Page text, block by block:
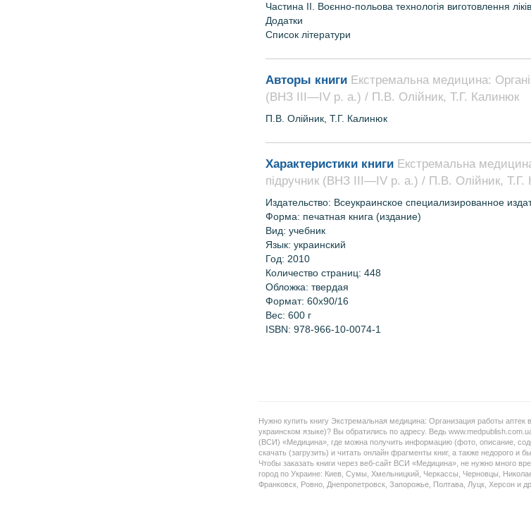
Частина ІІ. Воєнно-польова технологія виготовлення
Додатки
Список літератури
Авторы книги Екстремальна медицина:
(ВНЗ ІІІ—ІV р. а.) / П.В. Олійник, Т.Г. Калинюк
П.В. Олійник, Т.Г. Калинюк
Характеристики книги Екстремальна
підручник (ВНЗ ІІІ—ІV р. а.) / П.В. Олійник, Т.Г.
Издательство: Всеукраинское специализированное
Форма: печатная книга (издание)
Вид: учебник
Язык: украинский
Год: 2010
Количество страниц: 448
Обложка: твердая
Формат: 60х90/16
Вес: 600 г
ISBN: 978-966-10-0074-1
Нужно купить книгу Экстремальная медицина: Организация работы
украинском языке)? Вы обратились по адресу. Ведь
(ВСИ) «Медицина», где можна получить информацию (фото, описание,
скачать (загрузить) и читать онлайн фрагменты книг, а также недорого и
Чтобы заказать книги через веб-сайт ВСИ «Медицина», не нужно много
город по Украине: Киев, Сумы, Хмельницкий, Черкассы, Черновцы,
Франковск, Ровно, Днепропетровск, Запорожье, Полтава, Луцк, Херсон и